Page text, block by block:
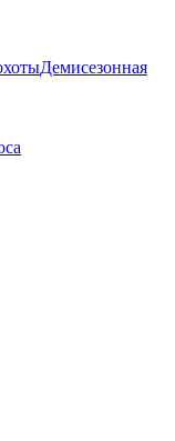
Демисезонная